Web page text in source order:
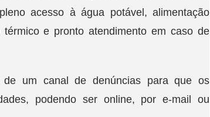
acesso à água potável, alimentação
e pronto atendimento em caso de
um canal de denúncias para que os
podendo ser online, por e-mail ou